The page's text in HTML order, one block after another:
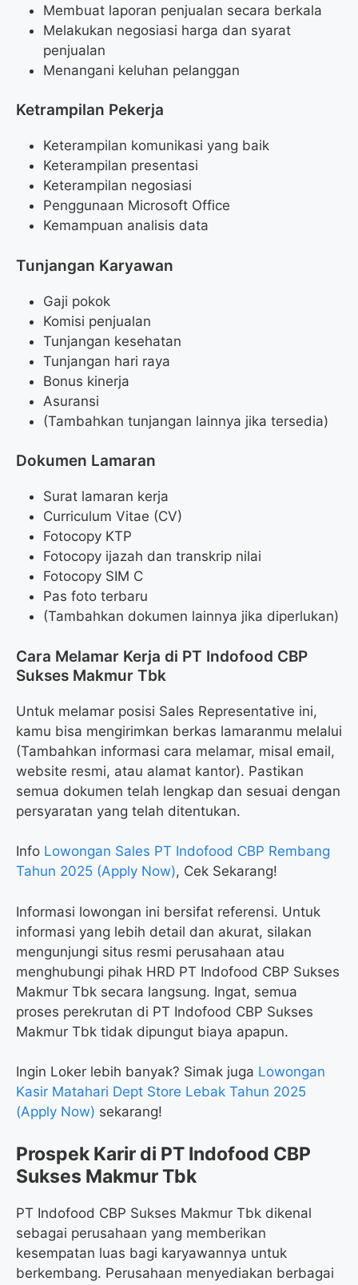
Membuat laporan penjualan secara berkala
Melakukan negosiasi harga dan syarat
penjualan
Menangani keluhan pelanggan
Ketrampilan Pekerja
Keterampilan komunikasi yang baik
Keterampilan presentasi
Keterampilan negosiasi
Penggunaan Microsoft Office
Kemampuan analisis data
Tunjangan Karyawan
Gaji pokok
Komisi penjualan
Tunjangan kesehatan
Tunjangan hari raya
Bonus kinerja
Asuransi
(Tambahkan tunjangan lainnya jika tersedia)
Dokumen Lamaran
Surat lamaran kerja
Curriculum Vitae (CV)
Fotocopy KTP
Fotocopy ijazah dan transkrip nilai
Fotocopy SIM C
Pas foto terbaru
(Tambahkan dokumen lainnya jika diperlukan)
Cara Melamar Kerja di PT Indofood CBP
Sukses Makmur Tbk
Untuk melamar posisi Sales Representative ini,
kamu bisa mengirimkan berkas lamaranmu melalui
(Tambahkan informasi cara melamar, misal email,
website resmi, atau alamat kantor). Pastikan
semua dokumen telah lengkap dan sesuai dengan
persyaratan yang telah ditentukan.
Info Lowongan Sales PT Indofood CBP Rembang
Tahun 2025 (Apply Now), Cek Sekarang!
Informasi lowongan ini bersifat referensi. Untuk
informasi yang lebih detail dan akurat, silakan
mengunjungi situs resmi perusahaan atau
menghubungi pihak HRD PT Indofood CBP Sukses
Makmur Tbk secara langsung. Ingat, semua
proses perekrutan di PT Indofood CBP Sukses
Makmur Tbk tidak dipungut biaya apapun.
Ingin Loker lebih banyak? Simak juga Lowongan
Kasir Matahari Dept Store Lebak Tahun 2025
(Apply Now) sekarang!
Prospek Karir di PT Indofood CBP
Sukses Makmur Tbk
PT Indofood CBP Sukses Makmur Tbk dikenal
sebagai perusahaan yang memberikan
kesempatan luas bagi karyawannya untuk
berkembang. Perusahaan menyediakan berbagai